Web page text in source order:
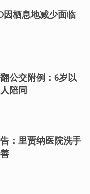
因栖息地减少面临
公交附例：6岁以
陪同
：里贾纳医院洗手